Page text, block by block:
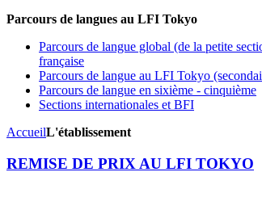
Parcours de langues au LFI Tokyo
Parcours de langue global (de la petite
française
Parcours de langue au LFI Tokyo
Parcours de langue en sixième - cinquième
Sections internationales et BFI
AccueilL'établissement
REMISE DE PRIX AU LFI TOKYO